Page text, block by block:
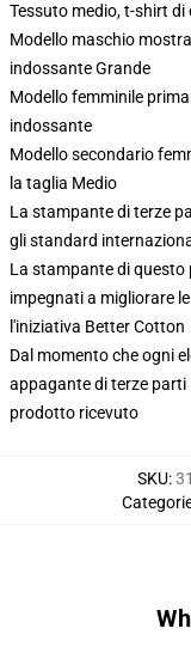
Tessuto medio, t-shirt
Modello maschio
indossante Grande
Modello femminile
indossante
Modello secondario
la taglia Medio
La stampante di terze
gli standard
La stampante di
impegnati a migliorare
l'iniziativa Better Cotton
Dal momento che ogni
appagante di terze parti
prodotto ricevuto
SKU: